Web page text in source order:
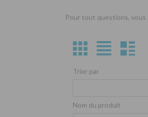
Pour tout questions,
Trier par
Nom du produit